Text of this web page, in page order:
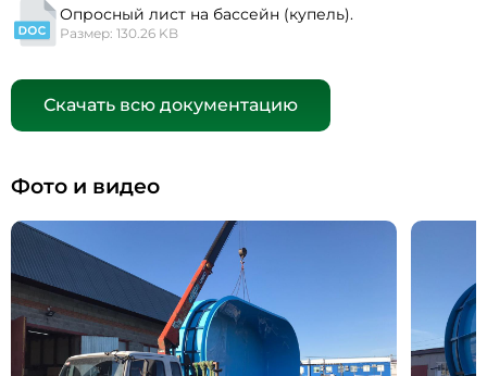
Опросный лист на бассейн (купель).
Размер: 130.26 KB
Скачать всю документацию
Фото и видео